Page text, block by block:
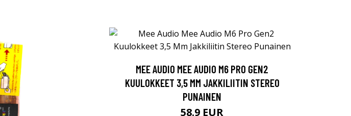
MEE AUDIO MEE AUDIO M6 PRO GEN2
KUULOKKEET 3,5 MM JAKKILIITIN STEREO
PUNAINEN
58.9 EUR